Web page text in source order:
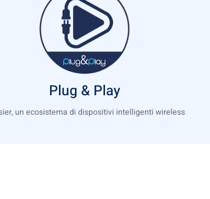
Plug & Play
un ecosistema di dispositivi intelligenti wireless